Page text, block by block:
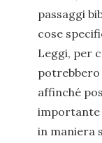
passaggi
cose
Leggi, per
potrebbero
affinché
importante
in maniera